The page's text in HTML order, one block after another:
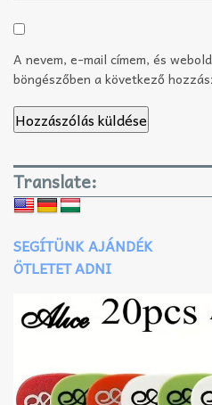
A nevem, e-mail címem, és
böngészőben a következő
Translate:
SEGÍTÜNK AJÁNDÉK
ÖTLETET ADNI